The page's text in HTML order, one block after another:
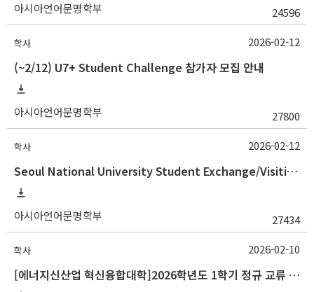
아시아언어문명학부 24596
학사
(~2/12) U7+ Student Challenge 참가자 모집 안내
아시아언어문명학부 27800
2026-02-12
학사
Seoul National University Student Exchange/Visiting Program Guideline (Fall 2026 Admission) / 2026학년도 2학기 국제교환방문학생 프로그램 선발 절차 안
아시아언어문명학부 27434
2026-02-12
학사
[에너지신산업 혁신융합대학]2026학년도 1학기 정규 교류 수학 안내(경남정보대)
2026-02-10